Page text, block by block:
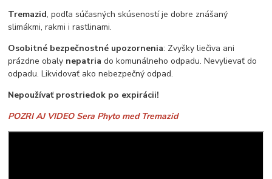
Tremazid, podľa súčasných skúseností je dobre znášaný
slimákmi, rakmi i rastlinami.
Osobitné bezpečnostné upozornenia: Zvyšky liečiva ani
prázdne obaly nepatria do komunálneho odpadu. Nevylievať do
odpadu. Likvidovať ako nebezpečný odpad.
Nepoužívať prostriedok po expirácii!
POZRI AJ VIDEO Sera Phyto med Tremazid